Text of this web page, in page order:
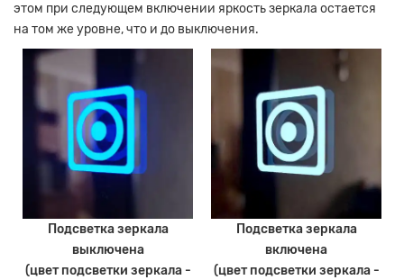
этом при следующем включении яркость зеркала остается
на том же уровне, что и до выключения.
Подсветка зеркала
выключена
(цвет подсветки зеркала -
Подсветка зеркала
включена
(цвет подсветки зеркала -